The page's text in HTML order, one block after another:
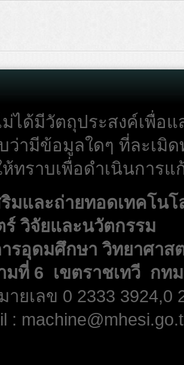
ได้มีวัตถุประสงค์เพื่อแ
ว่ามีข้อมูลใดๆ ที่ละเมิ
ทราบเพื่อดำเนินการ
ริมและถ่ายทอดเทคโน
วิจัยและนวัตกรรม
ารอุดมศึกษา วิทยาศาส
มที่ 6 เขตราชเทวี กทม
ยเลข 0 2333 3924,0
: